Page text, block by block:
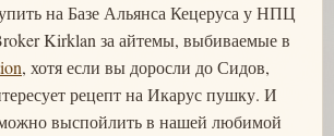
на Базе Альянса Кецеруса у НПЦ
Kirklan за айтемы, выбиваемые в
, хотя если вы доросли до Сидов,
рецепт на Икарус пушку. И
выспойлить в нашей любимой